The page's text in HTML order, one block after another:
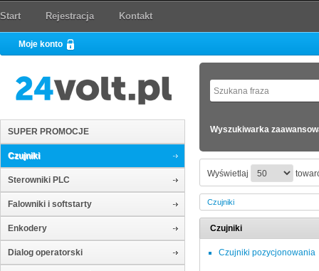
Start Rejestracja Kontakt
Moje konto
SUPER PROMOCJE
Czujniki
Sterowniki PLC
Falowniki i softstarty
Enkodery
Dialog operatorski
Wyszukiwarka
Wyświetlaj
Czujniki
Czujniki
Czujniki pozycjonowania